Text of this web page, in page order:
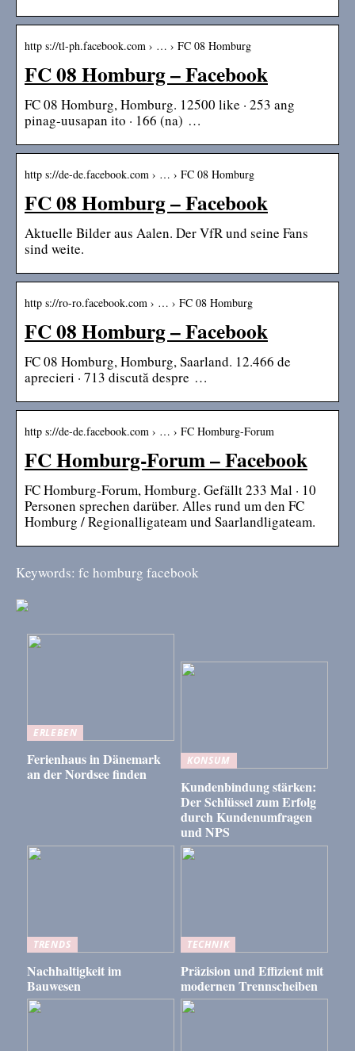
http s://tl-ph.facebook.com › … › FC 08 Homburg
FC 08 Homburg – Facebook
FC 08 Homburg, Homburg. 12500 like · 253 ang
pinag-uusapan ito · 166 (na) …
http s://de-de.facebook.com › … › FC 08 Homburg
FC 08 Homburg – Facebook
Aktuelle Bilder aus Aalen. Der VfR und seine Fans
sind weite.
http s://ro-ro.facebook.com › … › FC 08 Homburg
FC 08 Homburg – Facebook
FC 08 Homburg, Homburg, Saarland. 12.466 de
aprecieri · 713 discută despre …
http s://de-de.facebook.com › … › FC Homburg-Forum
FC Homburg-Forum – Facebook
FC Homburg-Forum, Homburg. Gefällt 233 Mal · 10
Personen sprechen darüber. Alles rund um den FC
Homburg / Regionalligateam und Saarlandligateam.
Keywords: fc homburg facebook
ERLEBEN
Ferienhaus in Dänemark
an der Nordsee finden
KONSUM
Kundenbindung stärken:
Der Schlüssel zum Erfolg
durch Kundenumfragen
und NPS
TRENDS
Nachhaltigkeit im
Bauwesen
TECHNIK
Präzision und Effizient mit
modernen Trennscheiben